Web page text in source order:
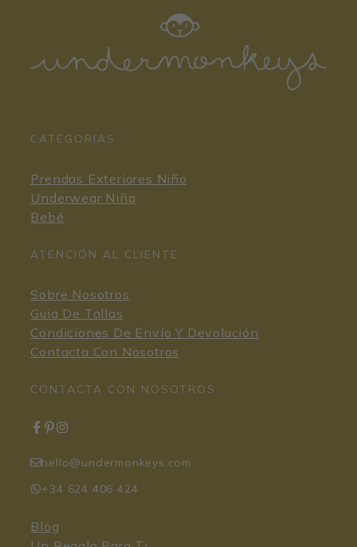
CATEGORIAS
Prendas Exteriores Niño
Underwear Niña
Bebé
ATENCIÓN AL CLIENTE
Sobre Nosotros
Guia De Tallas
Condiciones De Envío Y Devolución
Contacta Con Nosotros
CONTACTA CON NOSOTROS
hello@undermonkeys.com
+34 624 406 424
Blog